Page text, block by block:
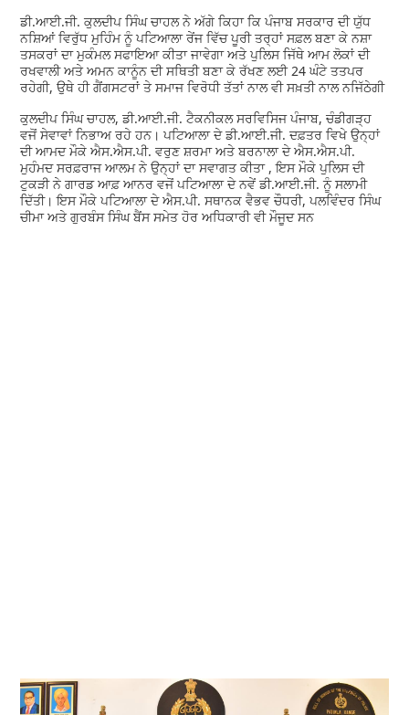
ਡੀ.ਆਈ.ਜੀ. ਕੁਲਦੀਪ ਸਿੰਘ ਚਾਹਲ ਨੇ ਅੱਗੇ ਕਿਹਾ ਕਿ ਪੰਜਾਬ ਸਰਕਾਰ ਦੀ ਯੁੱਧ
ਨਸ਼ਿਆਂ ਵਿਰੁੱਧ ਮੁਹਿੰਮ ਨੂੰ ਪਟਿਆਲਾ ਰੇਂਜ ਵਿੱਚ ਪੂਰੀ ਤਰ੍ਹਾਂ ਸਫ਼ਲ ਬਣਾ ਕੇ ਨਸ਼ਾ
ਤਸਕਰਾਂ ਦਾ ਮੁਕੰਮਲ ਸਫਾਇਆ ਕੀਤਾ ਜਾਵੇਗਾ ਅਤੇ ਪੁਲਿਸ ਜਿੱਥੇ ਆਮ ਲੋਕਾਂ ਦੀ
ਰਖਵਾਲੀ ਅਤੇ ਅਮਨ ਕਾਨੂੰਨ ਦੀ ਸਥਿਤੀ ਬਣਾ ਕੇ ਰੱਖਣ ਲਈ 24 ਘੰਟੇ ਤਤਪਰ
ਰਹੇਗੀ, ਉਥੇ ਹੀ ਗੈਂਗਸਟਰਾਂ ਤੇ ਸਮਾਜ ਵਿਰੋਧੀ ਤੱਤਾਂ ਨਾਲ ਵੀ ਸਖ਼ਤੀ ਨਾਲ ਨਜਿੱਠੇਗੀ
ਕੁਲਦੀਪ ਸਿੰਘ ਚਾਹਲ, ਡੀ.ਆਈ.ਜੀ. ਟੈਕਨੀਕਲ ਸਰਵਿਸਿਜ ਪੰਜਾਬ, ਚੰਡੀਗੜ੍ਹ
ਵਜੋਂ ਸੇਵਾਵਾਂ ਨਿਭਾਅ ਰਹੇ ਹਨ। ਪਟਿਆਲਾ ਦੇ ਡੀ.ਆਈ.ਜੀ. ਦਫ਼ਤਰ ਵਿਖੇ ਉਨ੍ਹਾਂ
ਦੀ ਆਮਦ ਮੌਕੇ ਐਸ.ਐਸ.ਪੀ. ਵਰੁਣ ਸ਼ਰਮਾ ਅਤੇ ਬਰਨਾਲਾ ਦੇ ਐਸ.ਐਸ.ਪੀ.
ਮੁਹੰਮਦ ਸਰਫ਼ਰਾਜ ਆਲਮ ਨੇ ਉਨ੍ਹਾਂ ਦਾ ਸਵਾਗਤ ਕੀਤਾ , ਇਸ ਮੌਕੇ ਪੁਲਿਸ ਦੀ
ਟੁਕੜੀ ਨੇ ਗਾਰਡ ਆਫ਼ ਆਨਰ ਵਜੋਂ ਪਟਿਆਲਾ ਦੇ ਨਵੇਂ ਡੀ.ਆਈ.ਜੀ. ਨੂੰ ਸਲਾਮੀ
ਦਿੱਤੀ। ਇਸ ਮੌਕੇ ਪਟਿਆਲਾ ਦੇ ਐਸ.ਪੀ. ਸਥਾਨਕ ਵੈਭਵ ਚੌਧਰੀ, ਪਲਵਿੰਦਰ ਸਿੰਘ
ਚੀਮਾ ਅਤੇ ਗੁਰਬੰਸ ਸਿੰਘ ਬੈਂਸ ਸਮੇਤ ਹੋਰ ਅਧਿਕਾਰੀ ਵੀ ਮੌਜੂਦ ਸਨ